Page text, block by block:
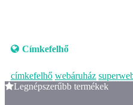
Címkefelhő
címkefelhő webáruház
Legnépszerűbb termékek